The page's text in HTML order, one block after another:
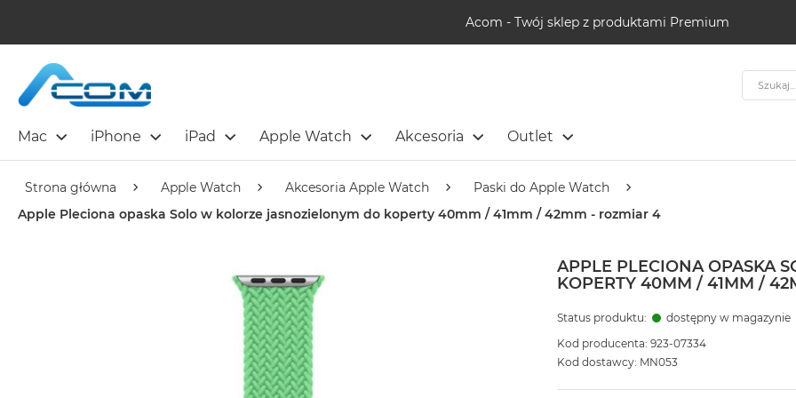
Acom - Twój sklep z produktami Premium
Mac iPhone iPad Apple Watch Akcesoria Outlet
Szukaj
Strona główna Apple Watch Akcesoria Apple Watch
Paski do Apple Watch
Apple Pleciona opaska Solo w kolorze jasnozielonym do koperty 40mm / 41mm / 42mm - rozmiar 4
APPLE PLECIONA OPASKA
KOPERTY 40MM / 41MM /
Status produktu:
dostępny w magazynie
Kod producenta: 923-07334
Kod dostawcy: MN053